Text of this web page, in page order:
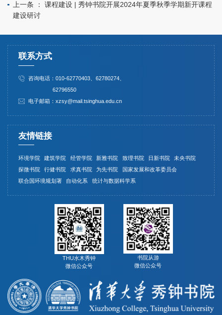
上一条 ： 课程建设 | 秀钟书院开展2024年夏季秋季学期新开课程
建设研讨
联系方式
咨询电话：010-62770403、62780274、
62796550
电子邮箱：xzsy@mail.tsinghua.edu.cn
友情链接
环境学院 建筑学院 经管学院 新雅书院 致理书院 日新书院
未央书院
探微书院
行健书院 求真书院 为先书院
国家发展和改革委员会
联合国环境规划署
自动化系 统计与数据科学系
THU水木秀钟
微信公众号
书院从游
微信公众号